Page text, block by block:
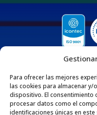
Para ofrecer las mejores
las cookies para almacenar y/
dispositivo. El
procesar datos como el
identificaciones únicas en
QUIENES SOMOS